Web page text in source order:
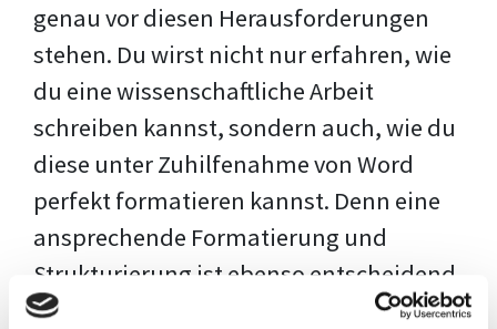
genau vor diesen Herausforderungen
stehen. Du wirst nicht nur erfahren, wie
du eine wissenschaftliche Arbeit
schreiben kannst, sondern auch, wie du
diese unter Zuhilfenahme von Word
perfekt formatieren kannst. Denn eine
ansprechende Formatierung und
Strukturierung ist ebenso entscheidend
wie der Inhalt selbst. Jeder Prüfer hat